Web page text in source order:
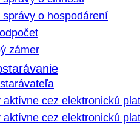
správy o hospodárení
zámer
aktívne cez elektronickú
aktívne cez elektronickú